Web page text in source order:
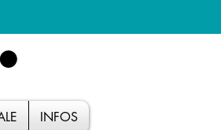
INFOS